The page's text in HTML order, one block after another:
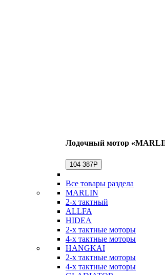
Лодочный мотор
104 387Р
Все товары раздела
MARLIN
2-х тактный
ALLFA
HIDEA
2-х тактные моторы
4-х тактные моторы
HANGKAI
2-х тактные моторы
4-х тактные моторы